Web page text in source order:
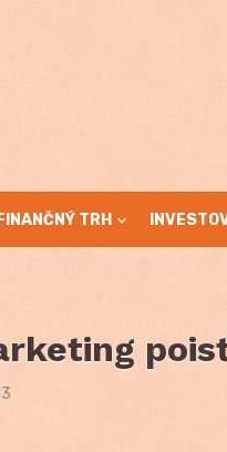
FINANČNÝ TRH